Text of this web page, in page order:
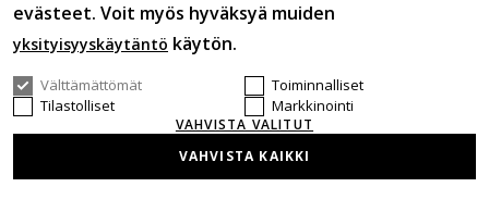
Tilaukset:
Sähköpostiinfo@savashome.fi
evästeet. Voit myös hyväksyä muiden
yksityisyyskäytäntö käytön.
Välttämättömät
Toiminnalliset
Tilastolliset
Markkinointi
VAHVISTA VALITUT
VAHVISTA KAIKKI